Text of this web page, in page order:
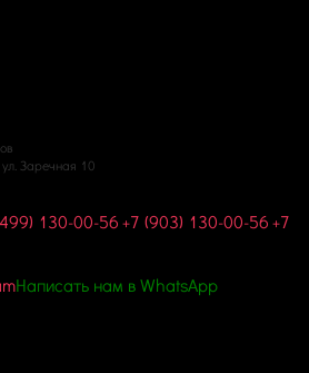
ул. Заречная 10
130-00-56+7 (903) 130-00-56+7
Написать нам в WhatsApp